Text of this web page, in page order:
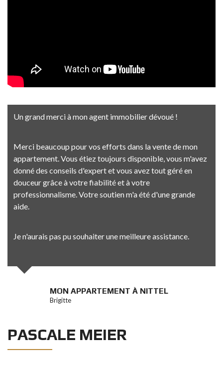
Un grand merci à mon agent immobilier dévoué !
Merci beaucoup pour vos efforts dans la vente de mon
appartement. Vous étiez toujours disponible, vous m'avez
donné des conseils d'expert et vous avez tout géré en
douceur grâce à votre fiabilité et à votre
professionnalisme. Votre soutien m'a été d'une grande
aide.
Je n'aurais pas pu souhaiter une meilleure assistance.
MON APPARTEMENT À NITTEL
Brigitte
PASCALE MEIER